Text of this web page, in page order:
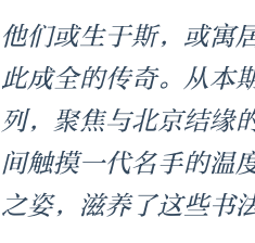
他们或生于斯，或寓
此成全的传奇。从
列，聚焦与北京结缘
间触摸一代名手的温
之姿，滋养了这些书